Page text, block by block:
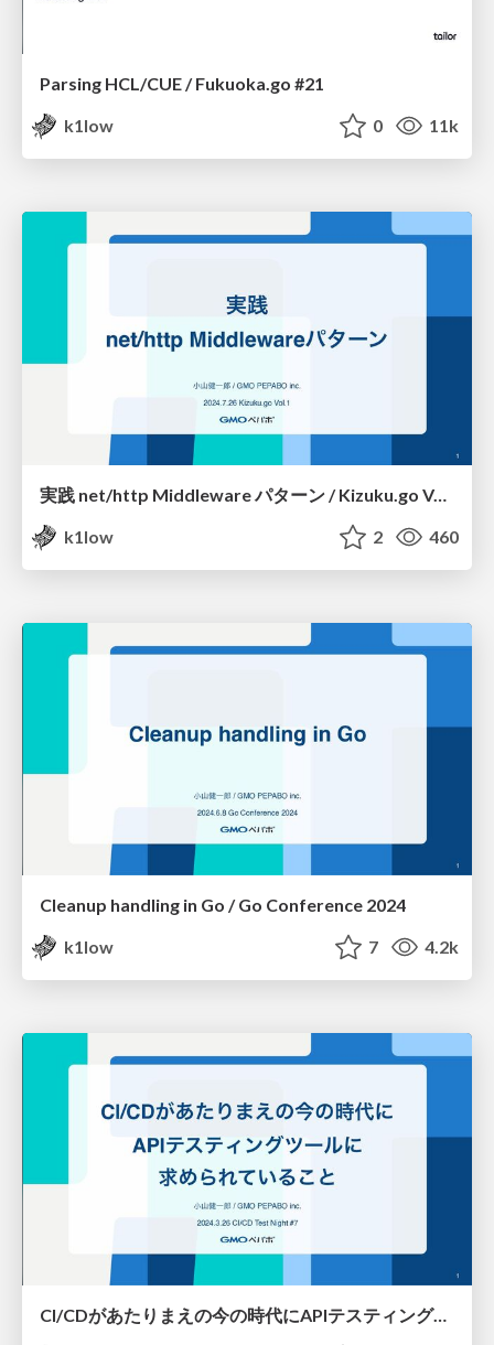
Parsing HCL/CUE / Fukuoka.go #21
k1low
0 11k
実践 net/http Middleware パターン / Kizuku.go Vol.1
k1low
2 460
Cleanup handling in Go / Go Conference 2024
k1low
7 4.2k
CI/CDがあたりまえの今の時代にAPIテスティングツールに求められていること / CI/CD Test Night #7